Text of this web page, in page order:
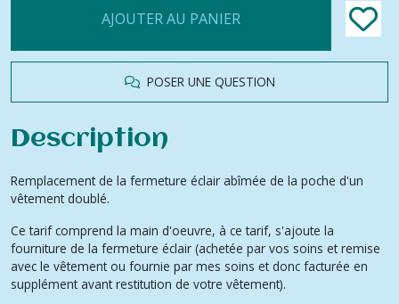
AJOUTER AU PANIER
POSER UNE QUESTION
Description
Remplacement de la fermeture éclair abîmée de la poche d'un
vêtement doublé.
Ce tarif comprend la main d'oeuvre, à ce tarif, s'ajoute la
fourniture de la fermeture éclair (achetée par vos soins et remise
avec le vêtement ou fournie par mes soins et donc facturée en
supplément avant restitution de votre vêtement).